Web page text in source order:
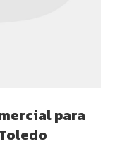
para